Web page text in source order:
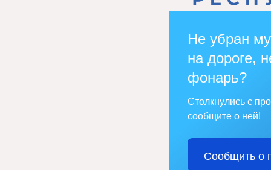
Не убран
на дороге,
фонарь?
Столкнулись с
сообщите о ней!
Сообщить о